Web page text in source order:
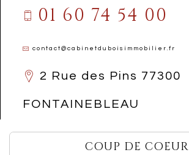
01 60 74 54 00
contact@cabinetduboisimmobilier.fr
2 Rue des Pins 77300
FONTAINEBLEAU
COUP DE COEUR